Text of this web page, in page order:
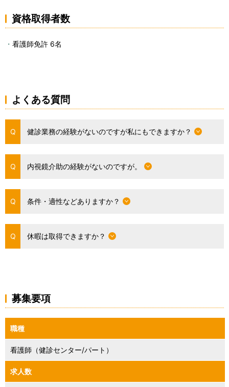
資格取得者数
看護師免許 6名
よくある質問
健診業務の経験がないのですが私にもできますか？
内視鏡介助の経験がないのですが。
条件・適性などありますか？
休暇は取得できますか？
募集要項
職種
看護師（健診センター/パート）
求人数